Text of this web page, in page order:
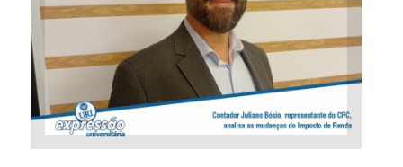
Contador Juliano Bósio,
representante do CRC analisa
as mudanças do Imposto de
Renda